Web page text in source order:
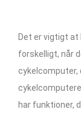
Det er vigtigt at
forskelligt, når
cykelcomputer,
har funktioner,